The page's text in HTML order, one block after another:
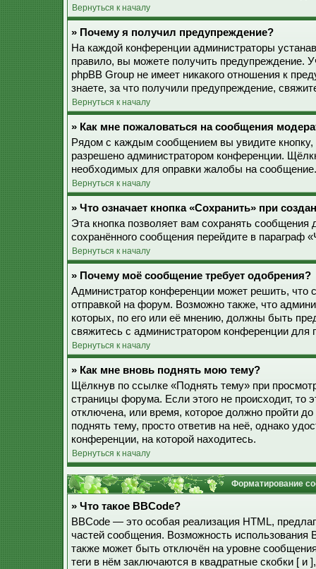
Вернуться к началу
» Почему я получил предупреждение?
На каждой конференции администраторы
правило, вы можете получить предупреждение.
phpBB Group не имеет никакого отношения к
знаете, за что получили предупреждение,
Вернуться к началу
» Как мне пожаловаться на сообщения
Рядом с каждым сообщением вы увидите
разрешено администратором конференции.
необходимых для оправки жалобы на сообщение.
Вернуться к началу
» Что означает кнопка «Сохранить» при
Эта кнопка позволяет вам сохранять сообщения
сохранённого сообщения перейдите в параграф
Вернуться к началу
» Почему моё сообщение требует одобрения?
Администратор конференции может решить, что
отправкой на форум. Возможно также, что
которых, по его или её мнению, должны быть
свяжитесь с администратором конференции
Вернуться к началу
» Как мне вновь поднять мою тему?
Щёлкнув по ссылке «Поднять тему» при
страницы форума. Если этого не происходит, то
отключена, или время, которое должно пройти
поднять тему, просто ответив на неё, однако
конференции, на которой находитесь.
Вернуться к началу
Форматирование
» Что такое BBCode?
BBCode — это особая реализация HTML,
частей сообщения. Возможность использования
также может быть отключён на уровне
теги в нём заключаются в квадратные скобки [